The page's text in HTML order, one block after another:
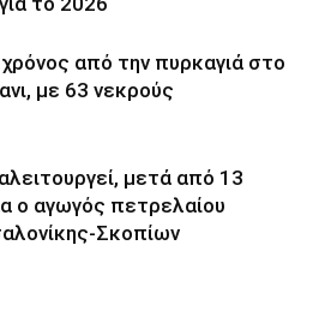
από την πυρκαγιά στο
με 63 νεκρούς
μετά από 13
ο αγωγός πετρελαίου
Σκοπίων